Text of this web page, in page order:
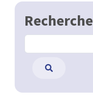
Recherche